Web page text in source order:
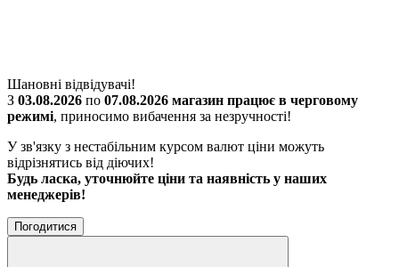
Шановні відвідувачі!
З 03.08.2026 по 07.08.2026 магазин працює в черговому
режимі, приносимо вибачення за незручності!
У зв'язку з нестабільним курсом валют ціни можуть
відрізнятись від діючих!
Будь ласка, уточнюйте ціни та наявність у наших
менеджерів!
Погодитися